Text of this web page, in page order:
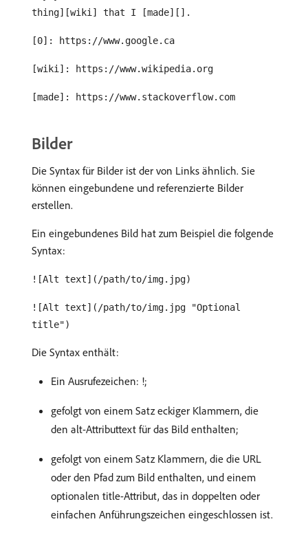
thing][wiki] that I [made][].
[0]: https://www.google.ca
[wiki]: https://www.wikipedia.org
[made]: https://www.stackoverflow.com
Bilder
Die Syntax für Bilder ist der von Links ähnlich. Sie
können eingebundene und referenzierte Bilder
erstellen.
Ein eingebundenes Bild hat zum Beispiel die folgende
Syntax:
![Alt text](/path/to/img.jpg)
![Alt text](/path/to/img.jpg "Optional
title")
Die Syntax enthält:
Ein Ausrufezeichen: !;
gefolgt von einem Satz eckiger Klammern, die
den alt-Attributtext für das Bild enthalten;
gefolgt von einem Satz Klammern, die die URL
oder den Pfad zum Bild enthalten, und einem
optionalen title-Attribut, das in doppelten oder
einfachen Anführungszeichen eingeschlossen ist.